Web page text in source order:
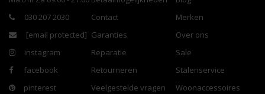
030 207 2030
[email protected]
instagram
facebook
pinterest
Contact
Garanties
Reparatie
Retourneren
Veelgestelde vragen
Merken
Over ons
Sale
Stalenservice
Woonaccessoires